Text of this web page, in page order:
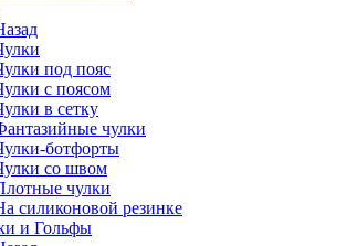
под пояс
с поясом
в сетку
чулки
ботфорты
со швом
чулки
силиконовой резинке
и Гольфы